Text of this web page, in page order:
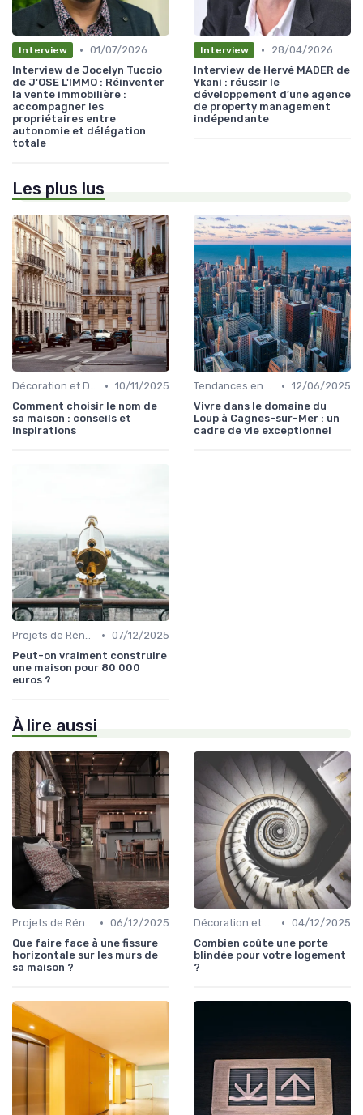
Interview • 01/07/2026
Interview de Jocelyn Tuccio
de J'OSE L'IMMO : Réinventer
la vente immobilière :
accompagner les
propriétaires entre
autonomie et délégation
totale
Interview •
28/04/2026
Interview de Hervé MADER de
Ykani : réussir le
développement d’une agence
de property management
indépendante
Les plus lus
Décoration et Design d'Intérieur • 10/11/2025
Comment choisir le nom de
sa maison : conseils et
inspirations
Tendances en Aménagement Domestique • 12/06/2025
Vivre dans le domaine du
Loup à Cagnes-sur-Mer : un
cadre de vie exceptionnel
Projets de Rénovation • 07/12/2025
Peut-on vraiment construire
une maison pour 80 000
euros ?
À lire aussi
Projets de Rénovation • 06/12/2025
Que faire face à une fissure
horizontale sur les murs de
sa maison ?
Décoration et Design d'Intérieur • 04/12/2025
Combien coûte une porte
blindée pour votre logement
?